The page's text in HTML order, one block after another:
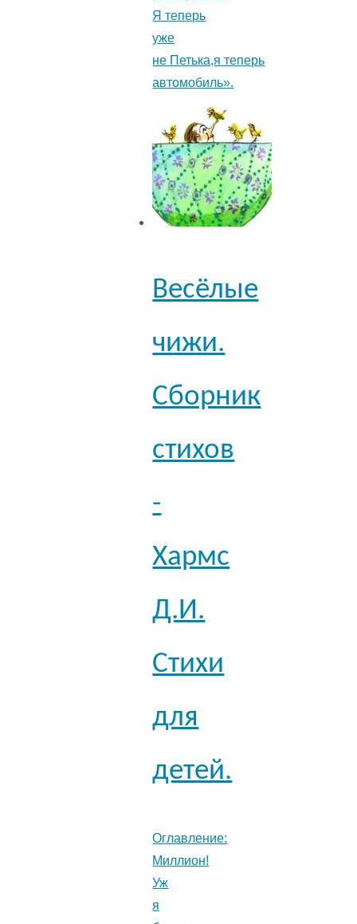
Я теперь
уже
не Петька,я теперь
автомобиль».
Весёлые
чижи.
Сборник
стихов
-
Хармс
Д.И.
Стихи
для
детей.
Оглавление:
Миллион!
Уж
я